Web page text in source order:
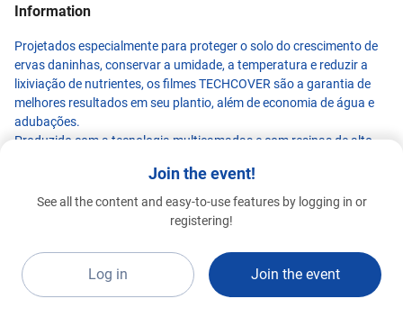
Information
Projetados especialmente para proteger o solo do crescimento de
ervas daninhas, conservar a umidade, a temperatura e reduzir a
lixiviação de nutrientes, os filmes TECHCOVER são a garantia de
melhores resultados em seu plantio, além de economia de água e
adubações.
Produzido com a tecnologia multicamadas e com resinas de alto
em baixas espessuras. É recomendado para cultivos de ciclo curto,
como pepino, tomate, pimentão, melão e morango de muda
durabilidade do filme e a manutenção de suas propriedades
durante todo o plantio, sob ação de intempéries.
Join the event!
See all the content and easy-to-use features by logging in or
registering!
Log in Join the event